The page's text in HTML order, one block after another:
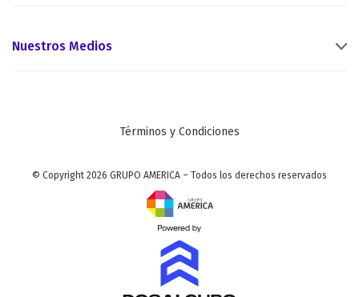
Nuestros Medios
Términos y Condiciones
© Copyright 2026 GRUPO AMERICA – Todos los derechos reservados